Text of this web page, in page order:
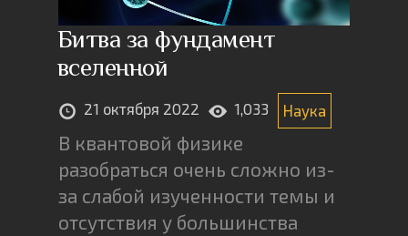
Битва за фундамент
вселенной
21 октября 2022 1,033 Наука
В квантовой физике
разобраться очень сложно из-
за слабой изученности темы и
отсутствия у большинства